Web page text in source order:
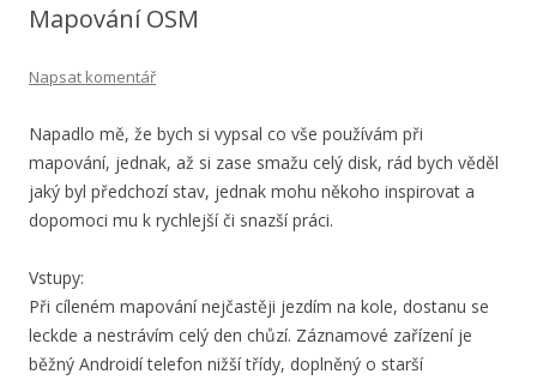
Mapování OSM
Napsat komentář
Napadlo mě, že bych si vypsal co vše používám při
mapování, jednak, až si zase smažu celý disk, rád bych věděl
jaký byl předchozí stav, jednak mohu někoho inspirovat a
dopomoci mu k rychlejší či snazší práci.
Vstupy:
Při cíleném mapování nejčastěji jezdím na kole, dostanu se
leckde a nestrávím celý den chůzí. Záznamové zařízení je
běžný Androidí telefon nižší třídy, doplněný o starší